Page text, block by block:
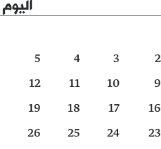
اليوم
2
3
4
5
9
10
11
12
16
17
18
19
23
24
25
26